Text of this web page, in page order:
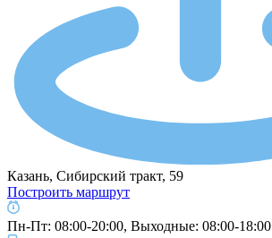
Казань, Сибирский тракт, 59
Построить маршрут
Пн-Пт: 08:00-20:00, Выходные: 08:00-18:00